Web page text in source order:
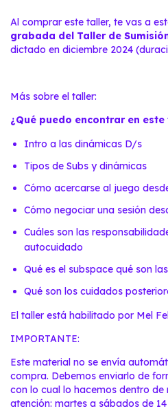
Al comprar este taller, te vas a
grabada del Taller de
dictado en diciembre 2024
Más sobre el taller:
¿Qué puedo encontrar en este
Intro a las dinámicas D/s
Tipos de Subs y dinámicas
Cómo acercarse al juego
Cómo negociar una sesión
Cuáles son las
autocuidado
Qué es el subspace qué son
Qué son los cuidados
El taller está habilitado por Mel
IMPORTANTE:
Este material no se envía
compra. Debemos enviarlo de
con lo cual lo hacemos dentro de
atención: martes a sábados de